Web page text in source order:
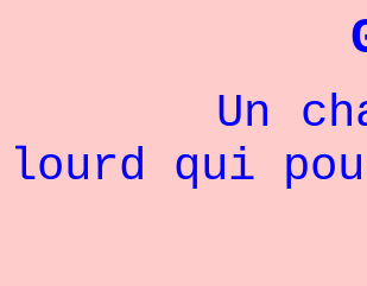
Un
lourd qui